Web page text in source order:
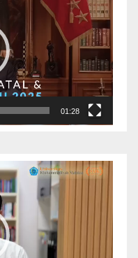
01:28